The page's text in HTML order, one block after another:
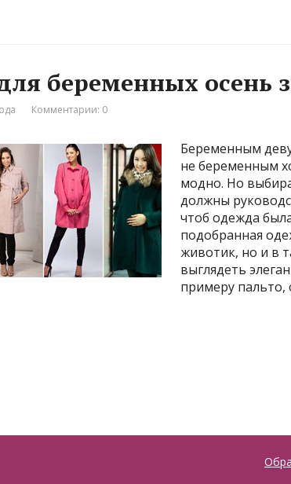
беременных осень
Комментарии: 0
Беременным
не беременным
модно. Но
должны
чтоб одежда
подобранная
животик, но и в
выглядеть
примеру пальто,